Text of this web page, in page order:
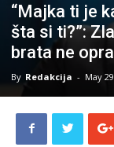
“Majka ti je
šta si ti?”:
brata ne
By Redakcija - May